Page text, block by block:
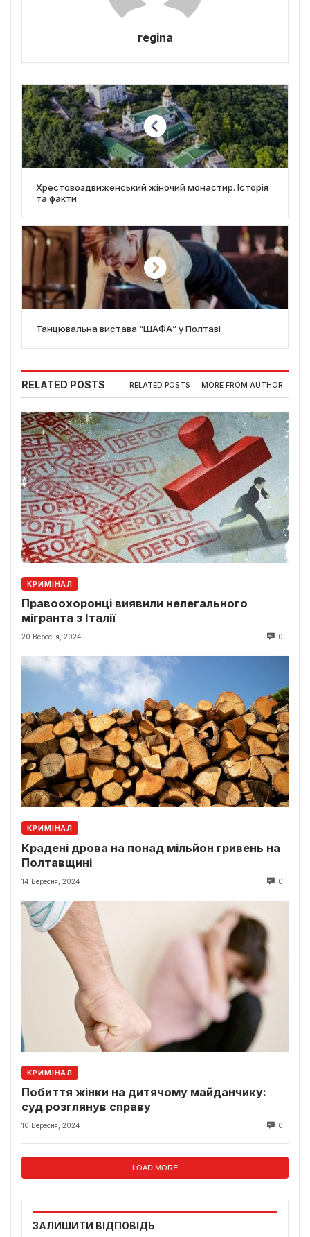
regina
Хрестовоздвиженський жіночий монастир. Історія
та факти
Танцювальна вистава “ШАФА” у Полтаві
RELATED POSTS RELATED POSTS MORE FROM AUTHOR
КРИМІНАЛ
Правоохоронці виявили нелегального
мігранта з Італії
20 Вересня, 2024 0
КРИМІНАЛ
Крадені дрова на понад мільйон гривень на
Полтавщині
14 Вересня, 2024 0
КРИМІНАЛ
Побиття жінки на дитячому майданчику:
суд розглянув справу
10 Вересня, 2024 0
LOAD MORE
ЗАЛИШИТИ ВІДПОВІДЬ